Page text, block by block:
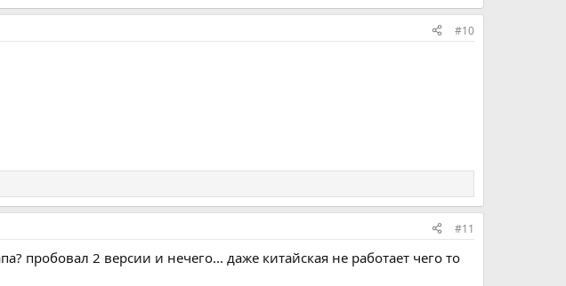
#10
#11
пробовал 2 версии и нечего... даже китайская не работает чего то